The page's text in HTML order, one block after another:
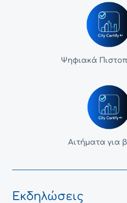
Ψηφιακά
Αιτήματα για
Εκδηλώσεις